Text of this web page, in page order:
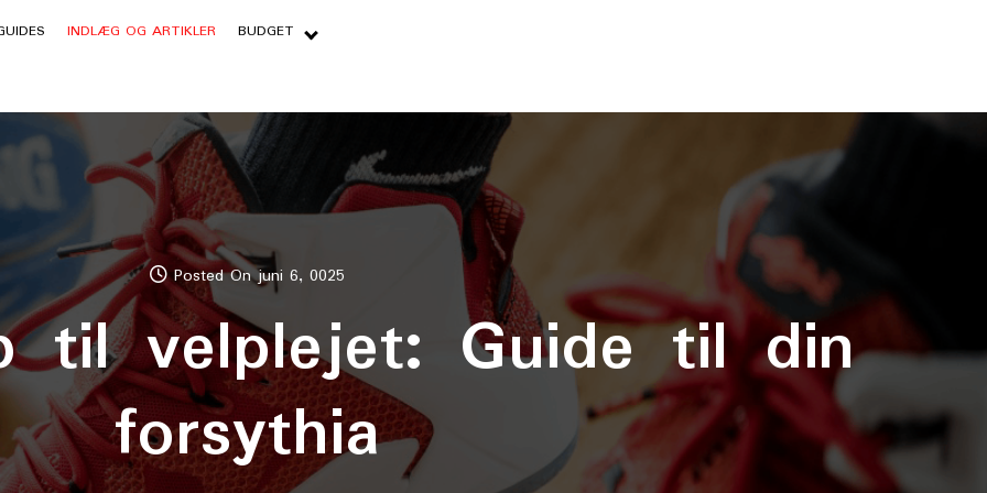
INDLÆG OG ARTIKLER BUDGET
Posted On juni 6, 0025
til velplejet: Guide til din
forsythia